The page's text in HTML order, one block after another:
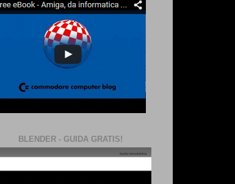
BLENDER - GUIDA GRATIS!